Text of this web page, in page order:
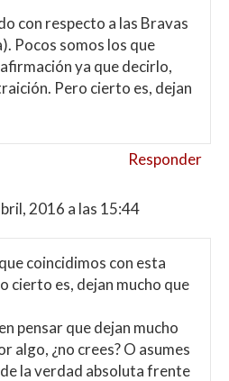
con respecto a las Bravas
Pocos somos los que
ya que decirlo,
Pero cierto es, dejan
Responder
2016 a las 15:44
coincidimos con esta
cierto es, dejan mucho que
pensar que dejan mucho
algo, ¿no crees? O asumes
la verdad absoluta frente